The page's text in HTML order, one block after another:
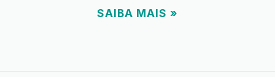
SAIBA MAIS »